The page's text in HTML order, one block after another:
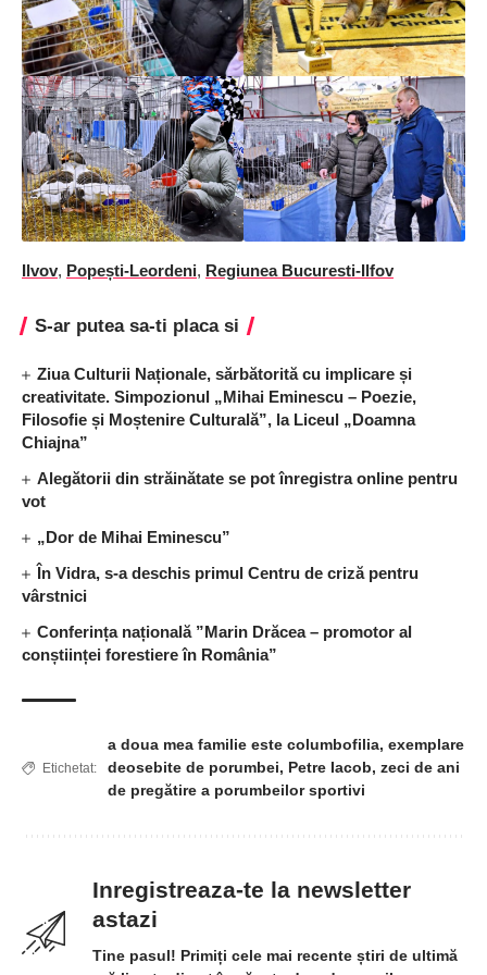
Ilvov, Popești-Leordeni, Regiunea Bucuresti-Ilfov
S-ar putea sa-ti placa si
Ziua Culturii Naționale, sărbătorită cu implicare și
creativitate. Simpozionul „Mihai Eminescu – Poezie,
Filosofie și Moștenire Culturală”, la Liceul „Doamna
Chiajna”
Alegătorii din străinătate se pot înregistra online pentru
vot
„Dor de Mihai Eminescu”
În Vidra, s-a deschis primul Centru de criză pentru
vârstnici
Conferința națională ”Marin Drăcea – promotor al
conștiinței forestiere în România”
Etichetat:
a doua mea familie este columbofilia, exemplare
deosebite de porumbei, Petre Iacob, zeci de ani
de pregătire a porumbeilor sportivi
Inregistreaza-te la newsletter
astazi
Tine pasul! Primiți cele mai recente știri de ultimă